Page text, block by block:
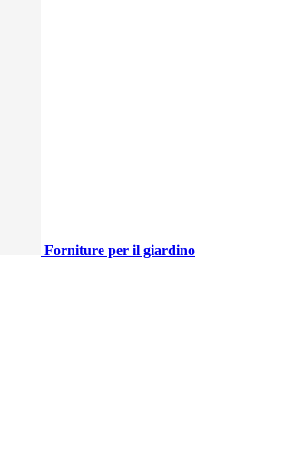
Forniture per il giardino